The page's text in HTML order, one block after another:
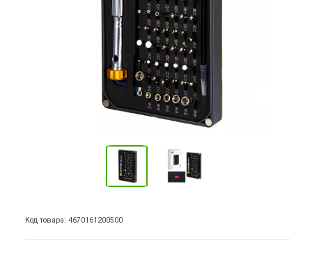
Код товара: 4670161200500